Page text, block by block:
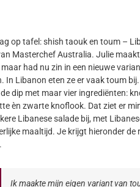
op tafel: shish taouk en toum –
Masterchef Australia. Julie
maar had nu zin in een nieuwe
In Libanon eten ze er vaak toum
dip met maar vier ingrediënten:
èn zwarte knoflook. Dat ziet er
Libanese salade bij, met
maaltijd. Je krijgt hieronder
Ik maakte mijn eigen variant van